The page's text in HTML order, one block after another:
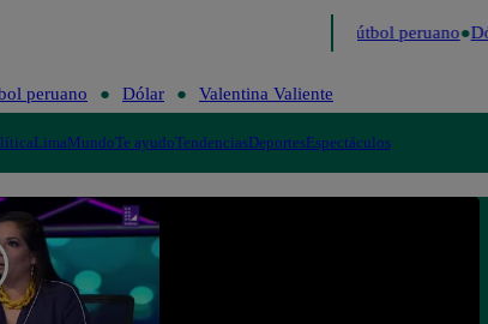
Fútbol peruano
peruano Dólar Valentina Valiente
LimaMundoTe ayudoTendenciasDeportesEspectáculos